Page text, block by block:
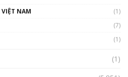
MemeCoin – Trò đùa tỷ đô
NAM
(1)
(7)
(1)
(1)